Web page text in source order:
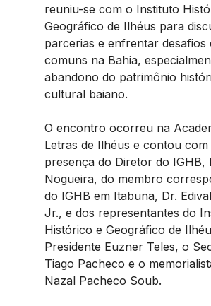
reuniu-se com o Instituto
Geográfico de Ilhéus para
parcerias e enfrentar desafios
comuns na Bahia,
abandono do patrimônio
cultural baiano.
O encontro ocorreu na
Letras de Ilhéus e contou com
presença do Diretor do IGHB,
Nogueira, do membro
do IGHB em Itabuna, Dr.
Jr., e dos representantes do
Histórico e Geográfico de
Presidente Euzner Teles, o
Tiago Pacheco e o
Nazal Pacheco Soub.